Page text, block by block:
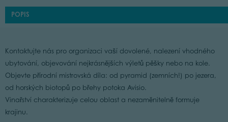
POPIS
Kontaktujte nás pro organizaci vaší dovolené, nalezení vhodného
ubytování, objevování nejkrásnějších výletů pěšky nebo na kole.
Objevte přírodní mistrovská díla: od pyramid (zemních!) po jezera,
od horských biotopů po břehy potoka Avisio.
Vinařství charakterizuje celou oblast a nezaměnitelně formuje
krajinu.